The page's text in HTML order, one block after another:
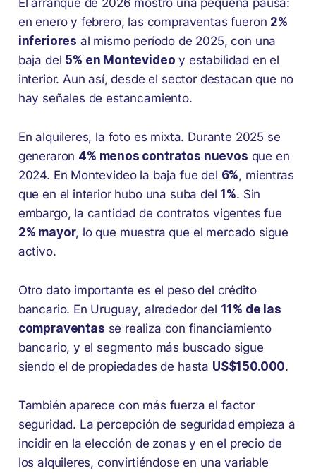
en enero y febrero, las compraventas fueron 2%
inferiores al mismo período de 2025, con una
baja del 5% en Montevideo y estabilidad en el
interior. Aun así, desde el sector destacan que no
hay señales de estancamiento.
En alquileres, la foto es mixta. Durante 2025 se
generaron 4% menos contratos nuevos que en
2024. En Montevideo la baja fue del 6%, mientras
que en el interior hubo una suba del 1%. Sin
embargo, la cantidad de contratos vigentes fue
2% mayor, lo que muestra que el mercado sigue
activo.
Otro dato importante es el peso del crédito
bancario. En Uruguay, alrededor del 11% de las
compraventas se realiza con financiamiento
bancario, y el segmento más buscado sigue
siendo el de propiedades de hasta US$150.000.
También aparece con más fuerza el factor
seguridad. La percepción de seguridad empieza a
incidir en la elección de zonas y en el precio de
los alquileres, convirtiéndose en una variable